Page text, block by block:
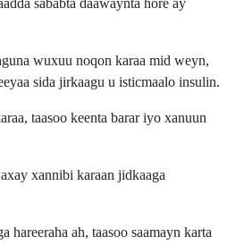
sababta daawaynta hore ay
wuxuu noqon karaa mid weyn,
sida jirkaagu u isticmaalo insulin.
taasoo keenta barar iyo xanuun
xannibi karaan jidkaaga
ah, taasoo saamayn karta